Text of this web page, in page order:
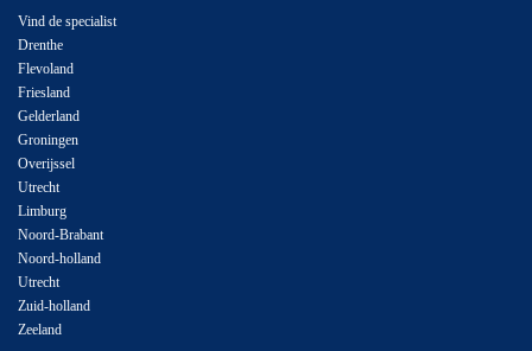
Vind de specialist
Drenthe
Flevoland
Friesland
Gelderland
Groningen
Overijssel
Utrecht
Limburg
Noord-Brabant
Noord-holland
Utrecht
Zuid-holland
Zeeland